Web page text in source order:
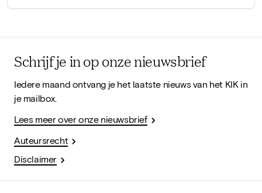
Schrijf je in op onze nieuwsbrief
Iedere maand ontvang je het laatste nieuws van het KIK in
je mailbox.
Lees meer over onze nieuwsbrief
Auteursrecht
Disclaimer